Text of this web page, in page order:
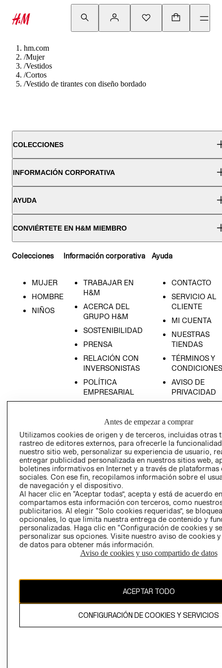
hm.com
/Mujer
/Vestidos
/Cortos
/Vestido de tirantes con diseño bordado
COLECCIONES
INFORMACIÓN CORPORATIVA
AYUDA
CONVIÉRTETE EN H&M MIEMBRO
Colecciones
MUJER
HOMBRE
NIÑOS
Información corporativa
TRABAJAR EN
H&M
ACERCA DEL
GRUPO H&M
SOSTENIBILIDAD
PRENSA
RELACIÓN CON
INVERSONISTAS
POLÍTICA
EMPRESARIAL
Ayuda
CONTACTO
SERVICIO AL
CLIENTE
MI CUENTA
NUESTRAS
TIENDAS
TÉRMINOS Y
CONDICIONES
AVISO DE
PRIVACIDAD
AVISO DE
LIBRO DE
Ecuador ($)
CAMBIAR REGIÓN
propiedad de H&M Hennes & Mauritz AB.
Antes de empezar a comprar
Utilizamos cookies de origen y de terceros, incluidas otras
rastreo de editores externos, para ofrecerle la
nuestro sitio web, personalizar su experiencia de usuario,
entregar publicidad personalizada en nuestros sitios web,
boletines informativos en Internet y a través de plataformas
sociales. Con ese fin, recopilamos información sobre el
de navegación y el dispositivo.
Al hacer clic en “Aceptar todas”, acepta y está de acuerdo
compartamos esta información con terceros, como
publicitarios. Al elegir “Solo cookies requeridas”, se
opcionales, lo que limita nuestra entrega de contenido y
personalizadas. Haga clic en “Configuración de cookies y
personalizar sus opciones. Visite nuestro aviso de cookies
de datos para obtener más información.
Aviso de cookies y uso compartido de datos
ACEPTAR TODO
CONFIGURACIÓN DE COOKIES Y SERVICIOS